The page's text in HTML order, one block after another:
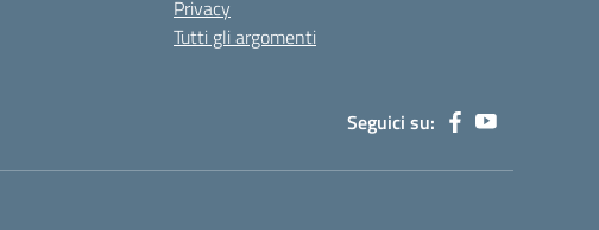
Privacy
Tutti gli argomenti
Seguici su: